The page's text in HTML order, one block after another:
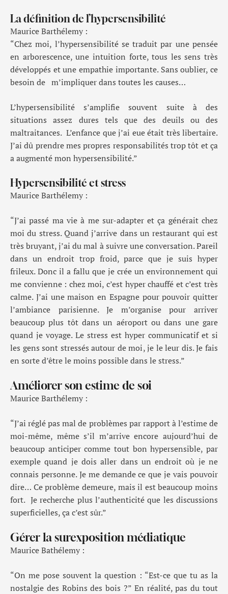
La définition de l’hypersensibilité
Maurice Barthélemy :
“Chez moi, l’hypersensibilité se traduit par une pensée
en arborescence, une intuition forte, tous les sens très
développés et une empathie importante. Sans oublier, ce
besoin de m’impliquer dans toutes les causes…
L’hypersensibilité s’amplifie souvent suite à des
situations assez dures tels que des deuils ou des
maltraitances. L’enfance que j’ai eue était très libertaire.
J’ai dû prendre mes propres responsabilités trop tôt et ça
a augmenté mon hypersensibilité.”
Hypersensibilité et stress
Maurice Barthélemy :
“J’ai passé ma vie à me sur-adapter et ça générait chez
moi du stress. Quand j’arrive dans un restaurant qui est
très bruyant, j’ai du mal à suivre une conversation. Pareil
dans un endroit trop froid, parce que je suis hyper
frileux. Donc il a fallu que je crée un environnement qui
me convienne : chez moi, c’est hyper chauffé et c’est très
calme. J’ai une maison en Espagne pour pouvoir quitter
l’ambiance parisienne. Je m’organise pour arriver
beaucoup plus tôt dans un aéroport ou dans une gare
quand je voyage. Le stress est hyper communicatif et si
les gens sont stressés autour de moi, je le leur dis. Je fais
en sorte d’être le moins possible dans le stress.”
Améliorer son estime de soi
Maurice Barthélemy :
“J’ai réglé pas mal de problèmes par rapport à l’estime de
moi-même, même s’il m’arrive encore aujourd’hui de
beaucoup anticiper comme tout bon hypersensible, par
exemple quand je dois aller dans un endroit où je ne
connais personne. Je me demande ce que je vais pouvoir
dire… Ce problème demeure, mais il est beaucoup moins
fort. Je recherche plus l’authenticité que les discussions
superficielles, ça c’est sûr.”
Gérer la surexposition médiatique
Maurice Bathélemy :
“On me pose souvent la question : “Est-ce que tu as la
nostalgie des Robins des bois ?” En réalité, pas du tout